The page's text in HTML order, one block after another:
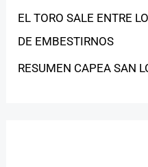
EL TORO SALE ENTRE
DE EMBESTIRNOS
RESUMEN CAPEA SAN